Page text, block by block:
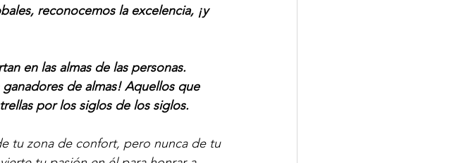
reconocemos la excelencia, ¡y
en las almas de las personas.
de almas! Aquellos que
por los siglos de los siglos.
tu zona de confort, pero nunca de tu